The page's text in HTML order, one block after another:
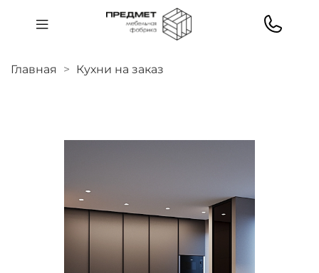
Главная Кухни на заказ